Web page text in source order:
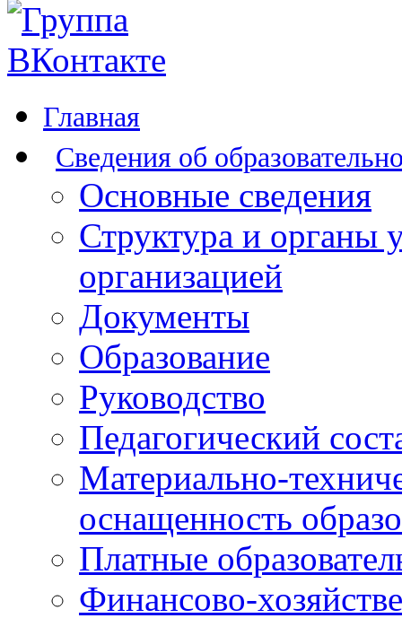
Главная
Сведения об
Основные сведения
Структура и органы
организацией
Документы
Образование
Руководство
Педагогический
Материально-
оснащенность
Платные
Финансово-